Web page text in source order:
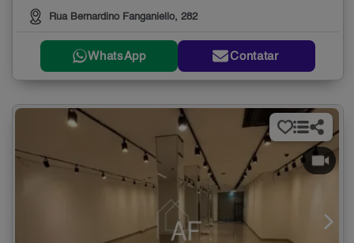
Rua Bernardino Fanganiello, 282
WhatsApp Contatar